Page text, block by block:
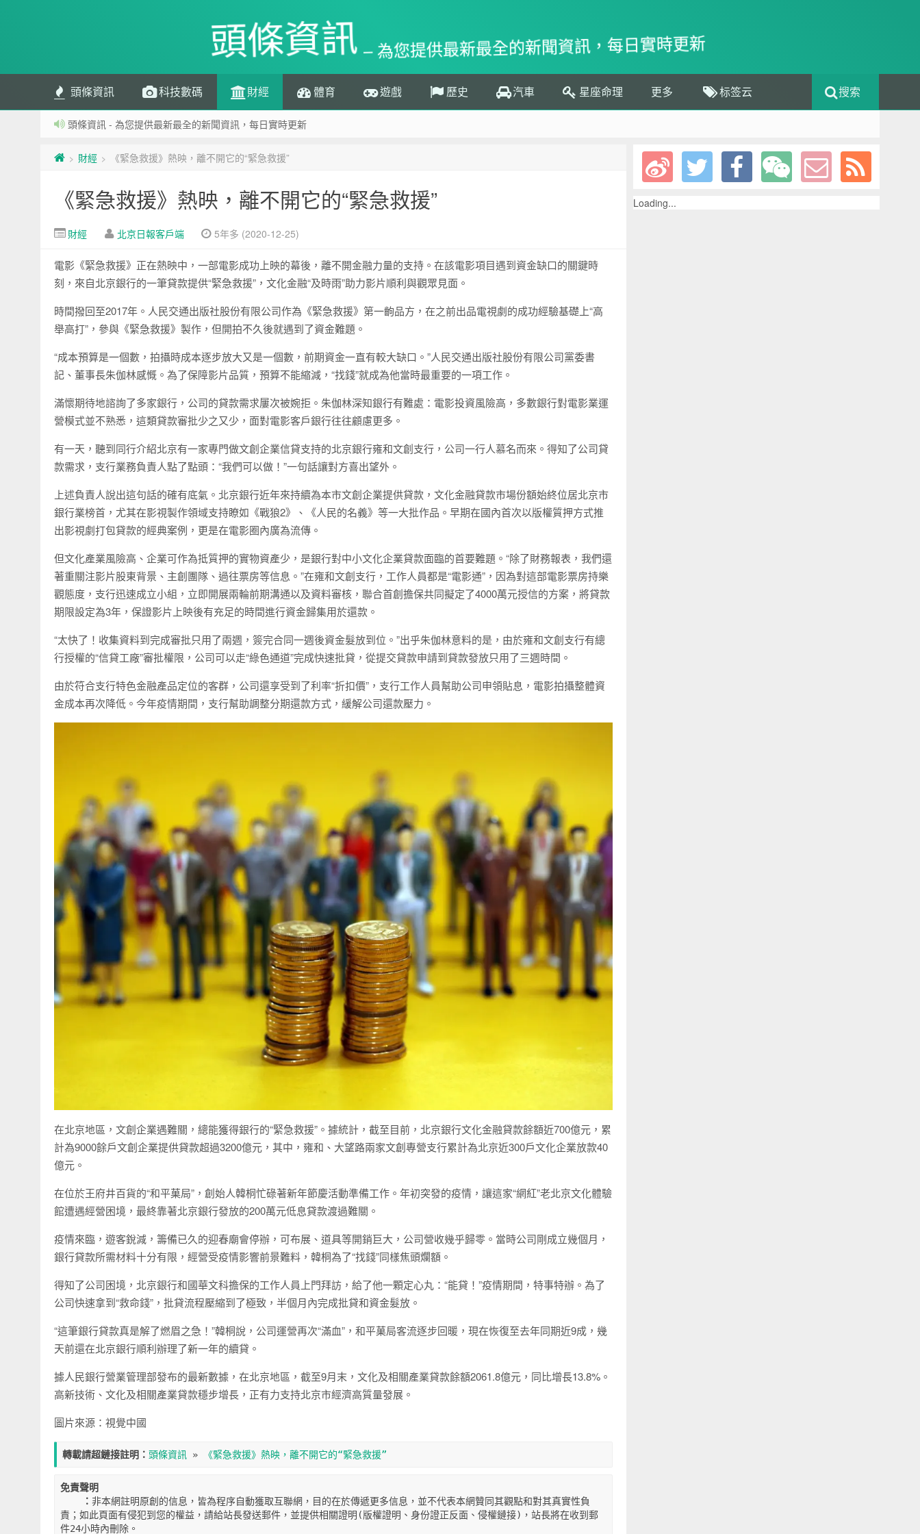
頭條資訊– 為您提供最新最全的新聞資訊，每日實時更新
頭條資訊 科技數碼 財經 體育 遊戲 歷史 汽車 星座命理 更多 标签云 搜索
頭條資訊 - 為您提供最新最全的新聞資訊，每日實時更新
> 財經 > 《緊急救援》熱映，離不開它的“緊急救援”
《緊急救援》熱映，離不開它的“緊急救援”
財經 北京日報客戶端 5年多 (2020-12-25)
電影《緊急救援》正在熱映中，一部電影成功上映的幕後，離不開金融力量的支持。在該電影項目遇到資金缺口的關鍵時
刻，來自北京銀行的一筆貸款提供“緊急救援”，文化金融“及時雨”助力影片順利與觀眾見面。
時間撥回至2017年。人民交通出版社股份有限公司作為《緊急救援》第一齣品方，在之前出品電視劇的成功經驗基礎上“高
舉高打”，參與《緊急救援》製作，但開拍不久後就遇到了資金難題。
“成本預算是一個數，拍攝時成本逐步放大又是一個數，前期資金一直有較大缺口。”人民交通出版社股份有限公司黨委書
記、董事長朱伽林感慨。為了保障影片品質，預算不能縮減，“找錢”就成為他當時最重要的一項工作。
滿懷期待地諮詢了多家銀行，公司的貸款需求屢次被婉拒。朱伽林深知銀行有難處：電影投資風險高，多數銀行對電影業運
營模式並不熟悉，這類貸款審批少之又少，面對電影客戶銀行往往顧慮更多。
有一天，聽到同行介紹北京有一家專門做文創企業信貸支持的北京銀行雍和文創支行，公司一行人慕名而來。得知了公司貸
款需求，支行業務負責人點了點頭：“我們可以做！”一句話讓對方喜出望外。
上述負責人說出這句話的確有底氣。北京銀行近年來持續為本市文創企業提供貸款，文化金融貸款市場份額始終位居北京市
銀行業榜首，尤其在影視製作領域支持瞭如《戰狼2》、《人民的名義》等一大批作品。早期在國內首次以版權質押方式推
出影視劇打包貸款的經典案例，更是在電影圈內廣為流傳。
但文化產業風險高、企業可作為抵質押的實物資產少，是銀行對中小文化企業貸款面臨的首要難題。“除了財務報表，我們還
著重關注影片股東背景、主創團隊、過往票房等信息。”在雍和文創支行，工作人員都是“電影通”，因為對這部電影票房持樂
觀態度，支行迅速成立小組，立即開展兩輪前期溝通以及資料審核，聯合首創擔保共同擬定了4000萬元授信的方案，將貸款
期限設定為3年，保證影片上映後有充足的時間進行資金歸集用於還款。
“太快了！收集資料到完成審批只用了兩週，簽完合同一週後資金髮放到位。”出乎朱伽林意料的是，由於雍和文創支行有總
行授權的“信貸工廠”審批權限，公司可以走“綠色通道”完成快速批貸，從提交貸款申請到貸款發放只用了三週時間。
由於符合支行特色金融產品定位的客群，公司還享受到了利率“折扣價”，支行工作人員幫助公司申領貼息，電影拍攝整體資
金成本再次降低。今年疫情期間，支行幫助調整分期還款方式，緩解公司還款壓力。
在北京地區，文創企業遇難關，總能獲得銀行的“緊急救援”。據統計，截至目前，北京銀行文化金融貸款餘額近700億元，累
計為9000餘戶文創企業提供貸款超過3200億元，其中，雍和、大望路兩家文創專營支行累計為北京近300戶文化企業放款40
億元。
在位於王府井百貨的“和平菓局”，創始人韓桐忙碌著新年節慶活動準備工作。年初突發的疫情，讓這家“網紅”老北京文化體驗
館遭遇經營困境，最終靠著北京銀行發放的200萬元低息貸款渡過難關。
疫情來臨，遊客銳減，籌備已久的迎春廟會停辦，可布展、道具等開銷巨大，公司營收幾乎歸零。當時公司剛成立幾個月，
銀行貸款所需材料十分有限，經營受疫情影響前景難料，韓桐為了“找錢”同樣焦頭爛額。
得知了公司困境，北京銀行和國華文科擔保的工作人員上門拜訪，給了他一顆定心丸：“能貸！”疫情期間，特事特辦。為了
公司快速拿到“救命錢”，批貸流程壓縮到了極致，半個月內完成批貸和資金髮放。
“這筆銀行貸款真是解了燃眉之急！”韓桐說，公司運營再次“滿血”，和平菓局客流逐步回暖，現在恢復至去年同期近9成，幾
天前還在北京銀行順利辦理了新一年的續貸。
據人民銀行營業管理部發布的最新數據，在北京地區，截至9月末，文化及相關產業貸款餘額2061.8億元，同比增長13.8%。
高新技術、文化及相關產業貸款穩步增長，正有力支持北京市經濟高質量發展。
圖片來源：視覺中國
轉載請超鏈接註明： 頭條資訊 » 《緊急救援》熱映，離不開它的“緊急救援”
免責聲明
    ：
非本網註明原創的信息，皆為程序自動獲取互聯網，目的在於傳遞更多信息，並不代表本網贊同其觀點和對其真實性負
責；如此頁面有侵犯到您的權益，請給站長發送郵件，並提供相關證明(版權證明、身份證正反面、侵權鏈接)，站長將在收到郵
件24小時內刪除。
Loading...